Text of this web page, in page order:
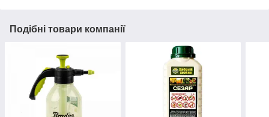
Подібні товари компанії